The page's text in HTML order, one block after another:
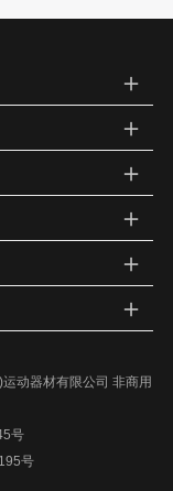
＋
＋
＋
＋
＋
＋
动器材有限公司 非商用
号
号